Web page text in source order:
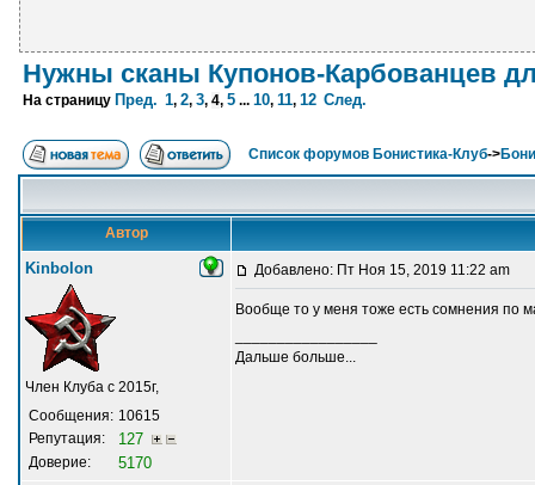
Нужны сканы Купонов-Карбованцев
На страницу Пред. 1, 2, 3, 4, 5 ... 10, 11, 12 След.
Список форумов Бонистика-Клуб->
Автор
Kinbolon
Член Клуба с 2015г,
Сообщения: 10615
Репутация:
127
Доверие: 5170
Добавлено: Пт Ноя 15, 2019 11:22 am
Вообще то у меня тоже есть сомнения по
Дальше больше...